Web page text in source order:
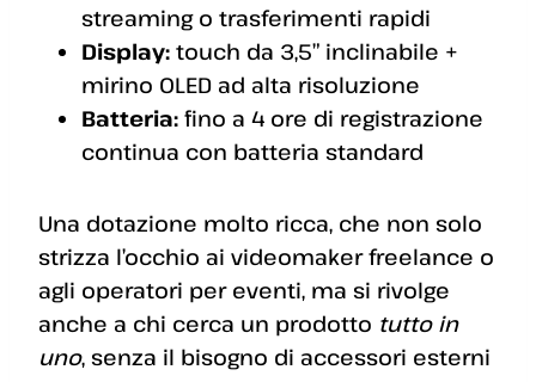
streaming o trasferimenti rapidi
Display: touch da 3,5” inclinabile +
mirino OLED ad alta risoluzione
Batteria: fino a 4 ore di registrazione
continua con batteria standard
Una dotazione molto ricca, che non solo
strizza l’occhio ai videomaker freelance o
agli operatori per eventi, ma si rivolge
anche a chi cerca un prodotto tutto in
uno, senza il bisogno di accessori esterni